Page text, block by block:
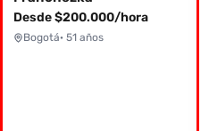
Desde $200.000/hora
Bogotá· 51 años